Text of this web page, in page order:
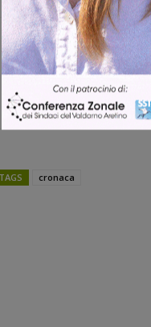
Monica
Direttore
TAGS cronaca